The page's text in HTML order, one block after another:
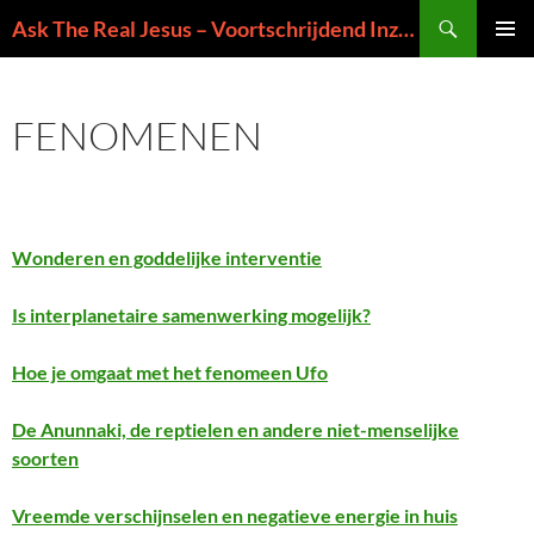
naar
Ask The Real Jesus – Voortschrijdend Inzicht in de Zin van het Leven
FENOMENEN
Wonderen en goddelijke interventie
Is interplanetaire samenwerking mogelijk?
Hoe je omgaat met het fenomeen Ufo
De Anunnaki, de reptielen en andere niet-menselijke
soorten
Vreemde verschijnselen en negatieve energie in huis